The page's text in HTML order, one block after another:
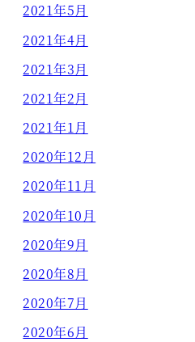
2021年5月
2021年4月
2021年3月
2021年2月
2021年1月
2020年12月
2020年11月
2020年10月
2020年9月
2020年8月
2020年7月
2020年6月